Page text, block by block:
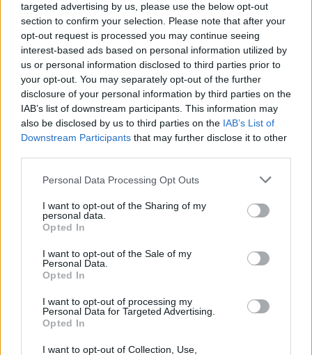
targeted advertising by us, please use the below opt-out
section to confirm your selection. Please note that after your
opt-out request is processed you may continue seeing
interest-based ads based on personal information utilized by
us or personal information disclosed to third parties prior to
your opt-out. You may separately opt-out of the further
disclosure of your personal information by third parties on the
IAB’s list of downstream participants. This information may
also be disclosed by us to third parties on the IAB’s List of
Downstream Participants that may further disclose it to other
Please note that this website/app uses one or more Google
not limited to your visit or usage behaviour. You may click to
grant or deny consent to Google and its third-party tags to
use your data for below specified purposes in below Google
consent section.
Personal Data Processing Opt Outs
I want to opt-out of the Sharing of my
personal data.
Opted In
I want to opt-out of the Sale of my
Personal Data.
Opted In
I want to opt-out of processing my
Personal Data for Targeted Advertising.
Opted In
I want to opt-out of Collection, Use,
rendezvénysorozat hete lesz, amikor pedig
Kecskemétre fogok látogatni aKatona József
Könyvtárba.